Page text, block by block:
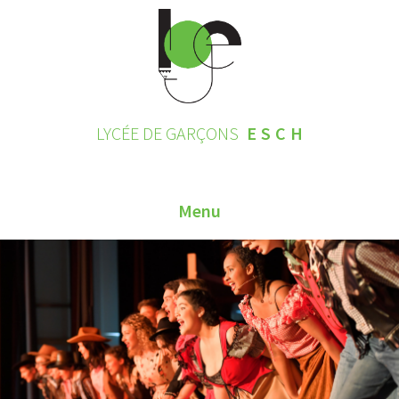
LYCÉE DE GARÇONS ESCH
Menu
CONTACT
INSCRIPTIONS 2026
LE LYCÉE